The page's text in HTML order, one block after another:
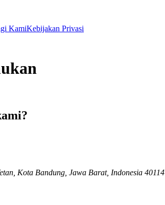
KamiKebijakan Privasi
Kota Bandung, Jawa Barat, Indonesia 40114